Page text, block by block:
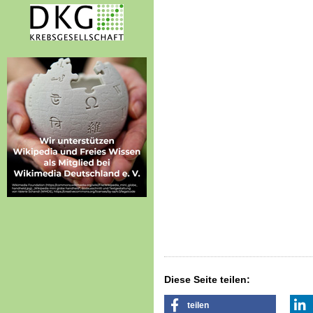
Diese Seite teilen:
teilen